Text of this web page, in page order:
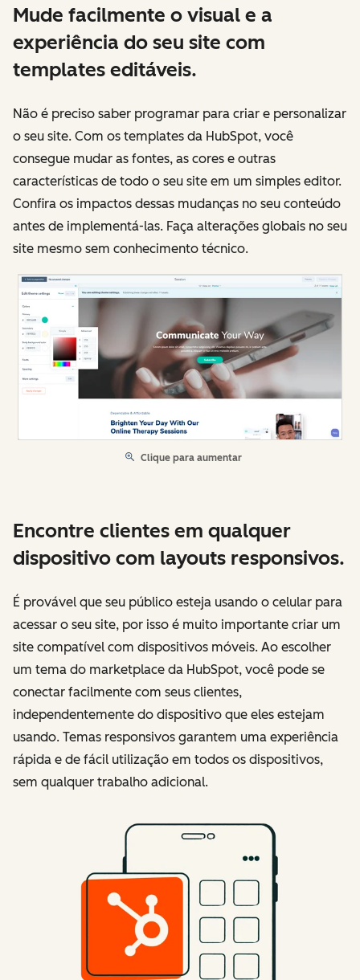
Mude facilmente o visual e a
experiência do seu site com
templates editáveis.
Não é preciso saber programar para criar e personalizar
o seu site. Com os templates da HubSpot, você
consegue mudar as fontes, as cores e outras
características de todo o seu site em um simples editor.
Confira os impactos dessas mudanças no seu conteúdo
antes de implementá-las. Faça alterações globais no seu
site mesmo sem conhecimento técnico.
Clique para aumentar
Encontre clientes em qualquer
dispositivo com layouts responsivos.
É provável que seu público esteja usando o celular para
acessar o seu site, por isso é muito importante criar um
site compatível com dispositivos móveis. Ao escolher
um tema do marketplace da HubSpot, você pode se
conectar facilmente com seus clientes,
independentemente do dispositivo que eles estejam
usando. Temas responsivos garantem uma experiência
rápida e de fácil utilização em todos os dispositivos,
sem qualquer trabalho adicional.